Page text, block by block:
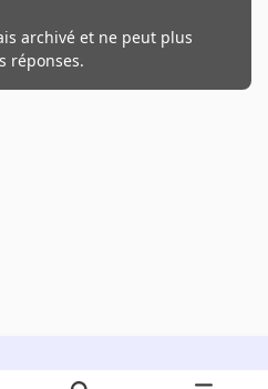
archivé et ne peut plus
réponses.